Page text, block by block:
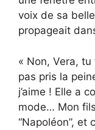
voix de sa
propageait
« Non, Vera, tu
pas pris la
j’aime ! Elle a
mode… Mon
“Napoléon”,